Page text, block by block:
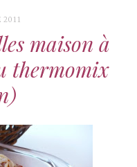
2011
maison à
thermomix